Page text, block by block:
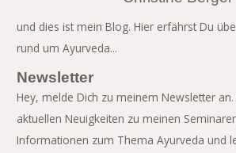
und dies ist mein Blog. Hier erfährst Du
rund um Ayurveda...
Newsletter
Hey, melde Dich zu meinem Newsletter
aktuellen Neuigkeiten zu meinen
Informationen zum Thema Ayurveda und